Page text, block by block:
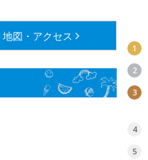
地図・アクセス
1
2
3
4
5